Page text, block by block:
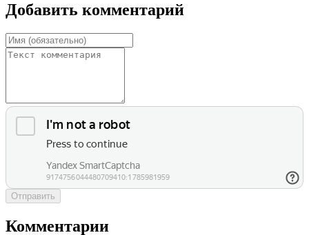
Добавить комментарий
Отправить
Комментарии